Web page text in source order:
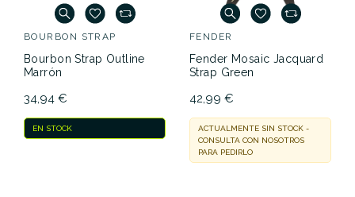
BOURBON STRAP
Bourbon Strap Outline
Marrón
34,94 €
EN STOCK
FENDER
Fender Mosaic Jacquard
Strap Green
42,99 €
ACTUALMENTE SIN STOCK -
CONSULTA CON NOSOTROS
PARA PEDIRLO